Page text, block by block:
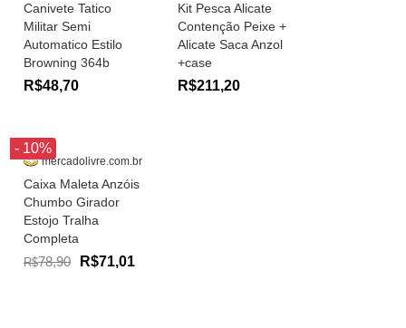
Canivete Tatico
Militar Semi
Automatico Estilo
Browning 364b
R$48,70
Kit Pesca Alicate
Contenção Peixe +
Alicate Saca Anzol
+case
R$211,20
- 10%
mercadolivre.com.br
Caixa Maleta Anzóis
Chumbo Girador
Estojo Tralha
Completa
R$78,90 R$71,01